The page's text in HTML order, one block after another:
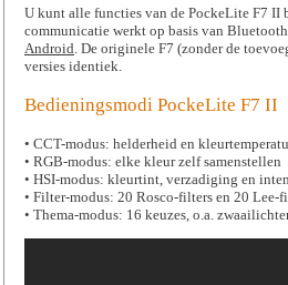
U kunt alle functies van de PockeLite F7 II
communicatie werkt op basis van
Android . De originele F7 (zonder de
versies identiek.
Bedieningsmodi PockeLite F7 II
• CCT-modus: helderheid en
• RGB-modus: elke kleur zelf samenstellen
• HSI-modus: kleurtint, verzadiging en
• Filter-modus: 20 Rosco-filters en 20 Lee-
• Thema-modus: 16 keuzes, o.a.